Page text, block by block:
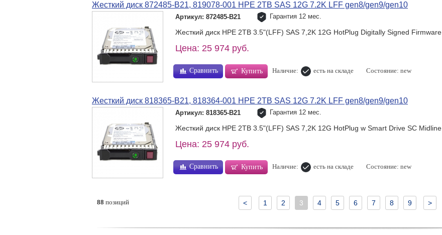
Жесткий диск 872485-B21, 819078-001 HPE 2TB SAS 12G 7.2K LFF gen8/gen9/gen10
Артикул: 872485-B21 Гарантия 12 мес.
Жесткий диск HPE 2TB 3.5"(LFF) SAS 7,2K 12G HotPlug Digitally Signed Firmware
Цена: 25 974 руб.
Сравнить Купить Наличие: есть на складе Состояние: new
Жесткий диск 818365-B21, 818364-001 HPE 2TB SAS 12G 7.2K LFF gen8/gen9/gen10
Артикул: 818365-B21 Гарантия 12 мес.
Жесткий диск HPE 2TB 3.5"(LFF) SAS 7,2K 12G HotPlug w Smart Drive SC Midline
Цена: 25 974 руб.
Сравнить Купить Наличие: есть на складе Состояние: new
88 позиций < 1 2 3 4 5 6 7 8 9 >